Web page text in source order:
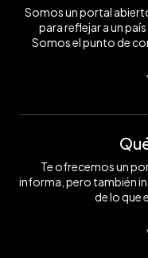
Somos un portal
para reflejar a un
Somos el punto de
Te ofrecemos un
informa, pero también
de lo que